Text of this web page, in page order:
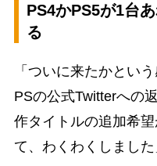
PS4かPS5が1台
る
「ついに来たかとい
PSの公式Twitterへの
作タイトルの追加希
て、わくわくしました